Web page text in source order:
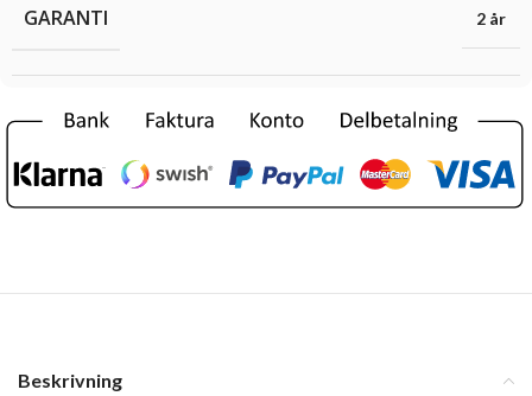
GARANTI 2 år
Beskrivning